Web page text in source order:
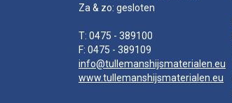
Za & zo: gesloten
T: 0475 - 389100
F: 0475 - 389109
info@tullemanshijsmaterialen.eu
www.tullemanshijsmaterialen.eu